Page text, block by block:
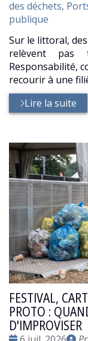
:
des déchets,
publique
Sur le littoral,
relèvent pas
Responsabilité,
recourir à une
Lire la suite
FESTIVAL,
PROTO :
D'IMPROVISER
Date